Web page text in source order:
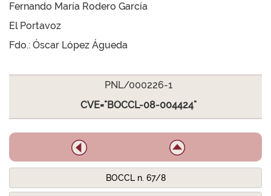
Fernando María Rodero García
El Portavoz
Fdo.: Óscar López Águeda
PNL/000226-1
CVE="BOCCL-08-004424"
BOCCL n. 67/8